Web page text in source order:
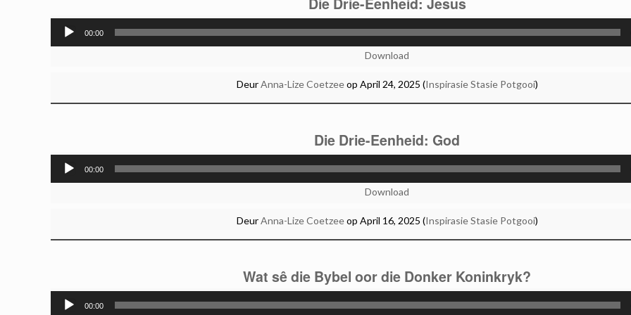
Audio
Player
00:00
Download
DeurAnna-Lize Coetzeeop April 24, 2025 (Inspirasie Stasie Potgooi)
Die Drie-Eenheid: God
Audio
Player
00:00
Download
DeurAnna-Lize Coetzeeop April 16, 2025 (Inspirasie Stasie Potgooi)
Wat sê die Bybel oor die Donker Koninkryk?
Audio
00:00